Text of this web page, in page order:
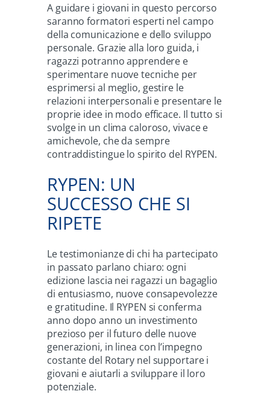
A guidare i giovani in questo percorso
saranno formatori esperti nel campo
della comunicazione e dello sviluppo
personale. Grazie alla loro guida, i
ragazzi potranno apprendere e
sperimentare nuove tecniche per
esprimersi al meglio, gestire le
relazioni interpersonali e presentare le
proprie idee in modo efficace. Il tutto si
svolge in un clima caloroso, vivace e
amichevole, che da sempre
contraddistingue lo spirito del RYPEN.
RYPEN: UN
SUCCESSO CHE SI
RIPETE
Le testimonianze di chi ha partecipato
in passato parlano chiaro: ogni
edizione lascia nei ragazzi un bagaglio
di entusiasmo, nuove consapevolezze
e gratitudine. Il RYPEN si conferma
anno dopo anno un investimento
prezioso per il futuro delle nuove
generazioni, in linea con l’impegno
costante del Rotary nel supportare i
giovani e aiutarli a sviluppare il loro
potenziale.